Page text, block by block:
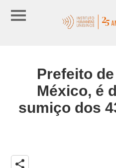
Prefeito
México, é
sumiço dos
share